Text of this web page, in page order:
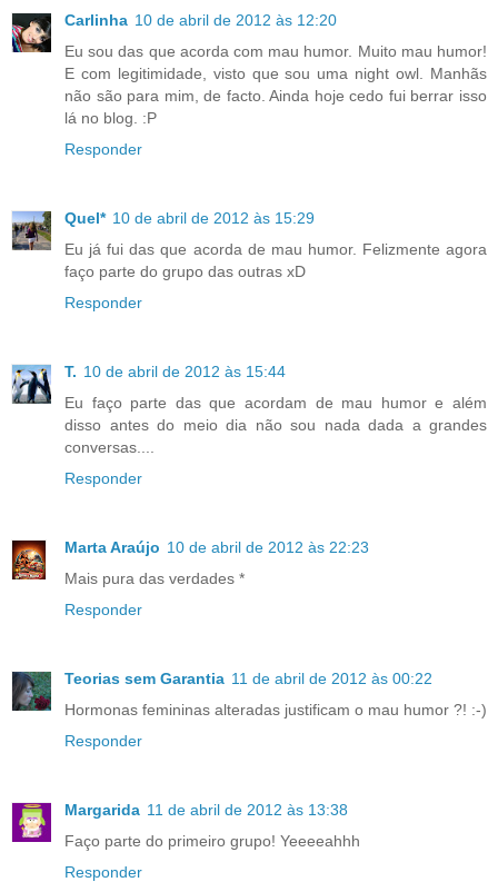
Carlinha 10 de abril de 2012 às 12:20
Eu sou das que acorda com mau humor. Muito mau humor!
E com legitimidade, visto que sou uma night owl. Manhãs
não são para mim, de facto. Ainda hoje cedo fui berrar isso
lá no blog. :P
Responder
Quel* 10 de abril de 2012 às 15:29
Eu já fui das que acorda de mau humor. Felizmente agora
faço parte do grupo das outras xD
Responder
T. 10 de abril de 2012 às 15:44
Eu faço parte das que acordam de mau humor e além
disso antes do meio dia não sou nada dada a grandes
conversas....
Responder
Marta Araújo 10 de abril de 2012 às 22:23
Mais pura das verdades *
Responder
Teorias sem Garantia 11 de abril de 2012 às 00:22
Hormonas femininas alteradas justificam o mau humor ?! :-)
Responder
Margarida 11 de abril de 2012 às 13:38
Faço parte do primeiro grupo! Yeeeeahhh
Responder